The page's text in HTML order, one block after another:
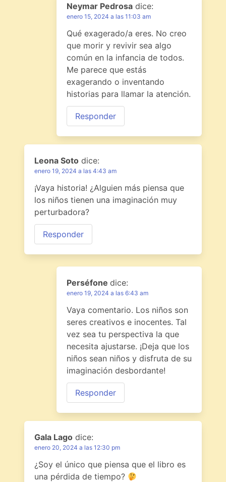
Neymar Pedrosa dice:
enero 15, 2024 a las 11:03 am
Qué exagerado/a eres. No creo
que morir y revivir sea algo
común en la infancia de todos.
Me parece que estás
exagerando o inventando
historias para llamar la atención.
Responder
Leona Soto dice:
enero 19, 2024 a las 4:43 am
¡Vaya historia! ¿Alguien más piensa que
los niños tienen una imaginación muy
perturbadora?
Responder
Perséfone dice:
enero 19, 2024 a las 6:43 am
Vaya comentario. Los niños son
seres creativos e inocentes. Tal
vez sea tu perspectiva la que
necesita ajustarse. ¡Deja que los
niños sean niños y disfruta de su
imaginación desbordante!
Responder
Gala Lago dice:
enero 20, 2024 a las 12:30 pm
¿Soy el único que piensa que el libro es
una pérdida de tiempo?